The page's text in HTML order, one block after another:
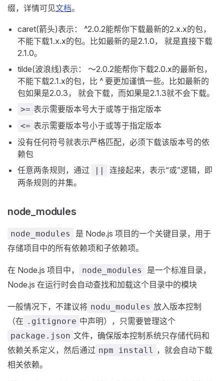
缀，详情可见文档。
caret(箭头)表示： ^2.0.2能帮你下载最新的2.x.x的包，
不能下载1.x.x的包。比如最新的是2.1.0， 就是直接下载
2.1.0。
tilde(波浪线)表示： ～2.0.2能帮你下载2.0.x的最新包，
不能下载2.1.x的包，比 ^ 要更加谨慎一些。比如最新的
包如果是2.0.3， 就会下载，而如果是2.1.3就不会下载。
>= 表示需要版本号大于或等于指定版本
<= 表示需要版本号小于或等于指定版本
没有任何符号就表示严格匹配，必须下载该版本号的依
赖包
任意两条规则，通过
||
连接起来，表示“或”逻辑，即
两条规则的并集。
node_modules
node_modules
是 Node.js 项目的一个关键目录，用于
存储项目中的所有依赖项和子依赖项。
在 Node.js 项目中， node_modules
是一个标准目录，
Node.js 在运行时会自动查找和加载这个目录中的模块
一般情况下，不建议将 nodu_modules 放入版本控制
（在 .gitignore 中声明），只需要管理这个
package.json 文件，确保版本控制系统只存储代码和
依赖关系定义，然后通过 npm install ，就会自动下载
相关依赖。